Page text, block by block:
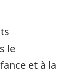
le
et à la